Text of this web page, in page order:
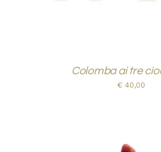
Colomba ai tre
€ 40,00